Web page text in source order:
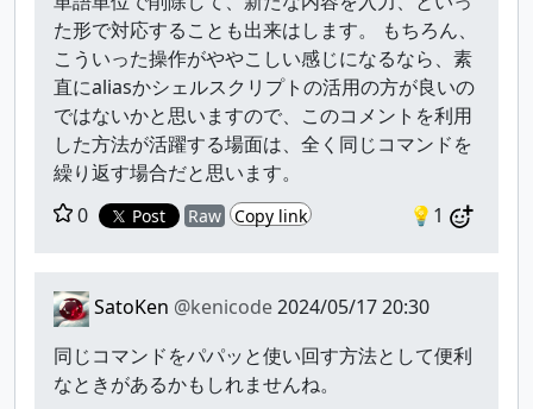
た形で対応することも出来はします。 もちろん、
こういった操作がややこしい感じになるなら、素
直にaliasかシェルスクリプトの活用の方が良いの
ではないかと思いますので、このコメントを利用
した方法が活躍する場面は、全く同じコマンドを
繰り返す場合だと思います。
0
Post Raw Copy link 💡1
SatoKen @kenicode2024/05/17 20:30
同じコマンドをパパッと使い回す方法として便利
なときがあるかもしれませんね。